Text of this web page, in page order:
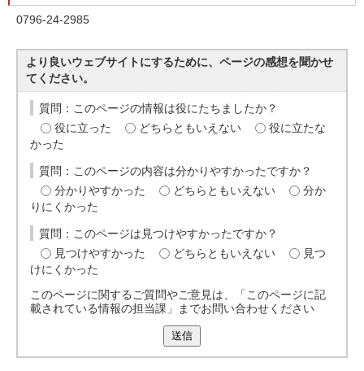
0796-24-2985
より良いウェブサイトにするために、ページの感想を聞かせ
てください。
質問：このページの情報は役にたちましたか？
役に立った
どちらともいえない
役に立たな
かった
質問：このページの内容は分かりやすかったですか？
分かりやすかった
どちらともいえない
分か
りにくかった
質問：このページは見つけやすかったですか？
見つけやすかった
どちらともいえない
見つ
けにくかった
このページに関するご質問やご意見は、「このページに記
載されている情報の担当課」までお問い合わせください
送信